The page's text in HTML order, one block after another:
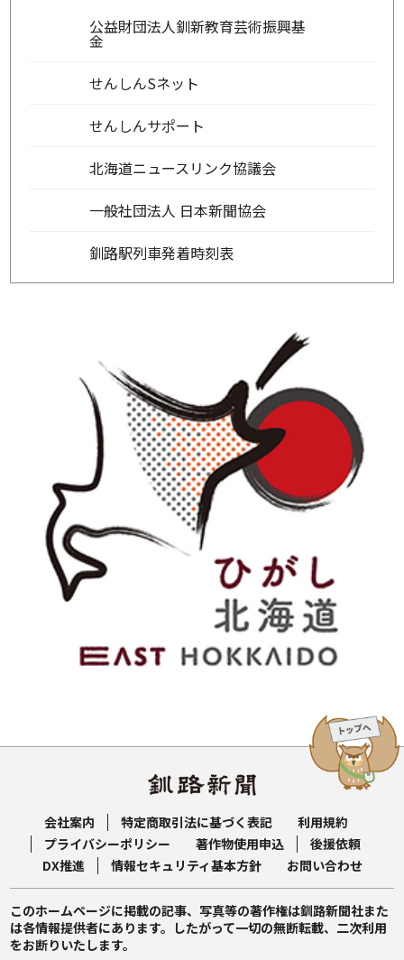
公益財団法人釧新教育芸術振興基
金
せんしんSネット
せんしんサポート
北海道ニュースリンク協議会
一般社団法人 日本新聞協会
釧路駅列車発着時刻表
会社案内 特定商取引法に基づく表記
利用規約
プライバシーポリシー
著作物使用申込
後援依頼
DX推進
情報セキュリティ基本方針 お問い合わせ
このホームページに掲載の記事、写真等の著作権は釧路新聞社また
は各情報提供者にあります。したがって一切の無断転載、二次利用
をお断りいたします。